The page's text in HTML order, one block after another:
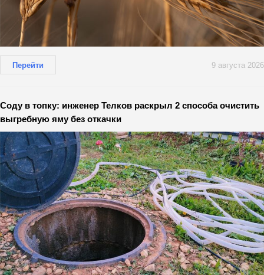
Перейти 9 августа 2026
Соду в топку: инженер Телков раскрыл 2 способа очистить
выгребную яму без откачки